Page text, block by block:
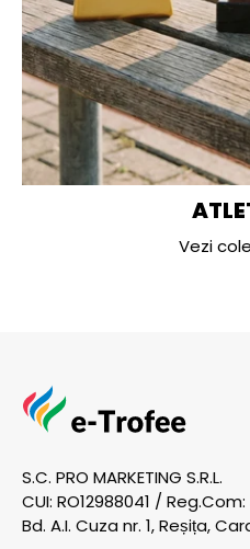
Vezi
S.C. PRO MARKETING S.R.L.
CUI: RO12988041 / Reg.Com:
Bd. A.I. Cuza nr. 1, Reșița,